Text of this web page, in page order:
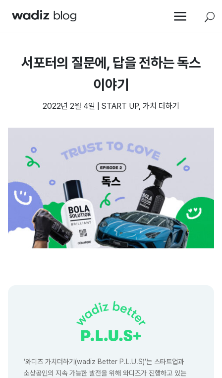
a U
서포터의 질문에, 답을 전하는 독스
이야기
2022년 2월 4일 START UP, 가치 더하기
‘와디즈 가치더하기(wadiz Better P.L.U.S)’는 스타트업과
소상공인의 지속 가능한 발전을 위해 와디즈가 진행하고 있는